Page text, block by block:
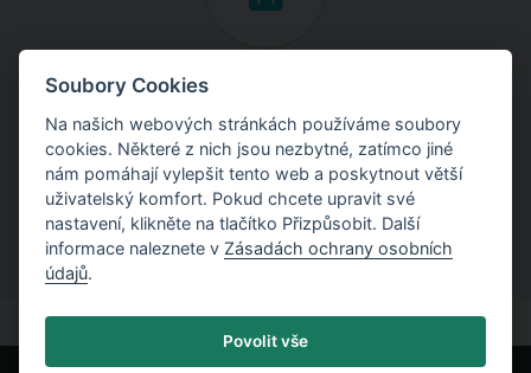
Inženýrské manuály
Stáhněte si manuály s teoretickými i praktickými ukázkami
použití programů.
Soubory Cookies
Na našich webových stránkách používáme soubory
cookies. Některé z nich jsou nezbytné, zatímco jiné
nám pomáhají vylepšit tento web a poskytnout větší
uživatelský komfort. Pokud chcete upravit své
nastavení, klikněte na tlačítko Přizpůsobit. Další
informace naleznete v Zásadách ochrany osobních
údajů.
Povolit vše